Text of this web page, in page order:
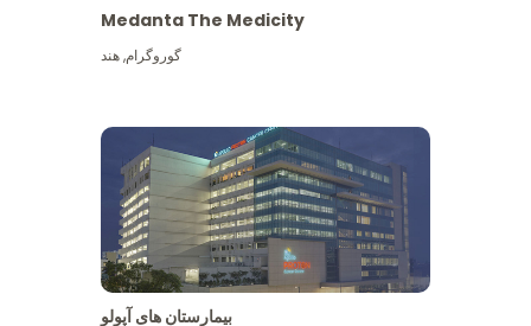
Medanta The Medicity
گوروگرام,هند
بیمارستان های آپولو